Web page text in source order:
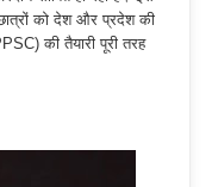
छात्रों को देश और प्रदेश की
की तैयारी पूरी तरह